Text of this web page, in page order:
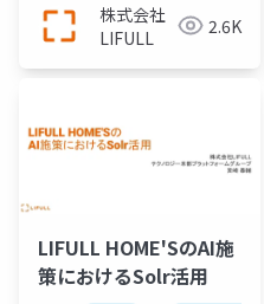
株式会社
LIFULL
2.6K
LIFULL HOME'SのAI施
策におけるSolr活用